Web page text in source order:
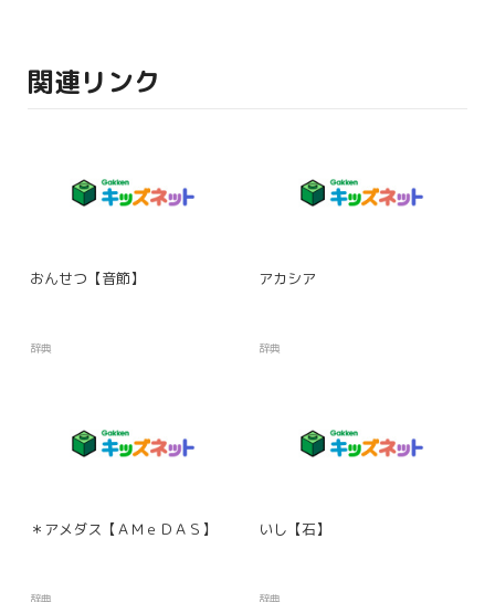
関連リンク
おんせつ【音節】
辞典
アカシア
辞典
＊アメダス【ＡＭｅＤＡＳ】
辞典
いし【石】
辞典